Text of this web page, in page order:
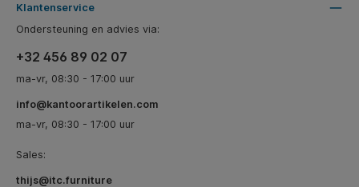
Klantenservice
Ondersteuning en advies via:
+32 456 89 02 07
ma-vr, 08:30 - 17:00 uur
info@kantoorartikelen.com
ma-vr, 08:30 - 17:00 uur
Sales:
thijs@itc.furniture